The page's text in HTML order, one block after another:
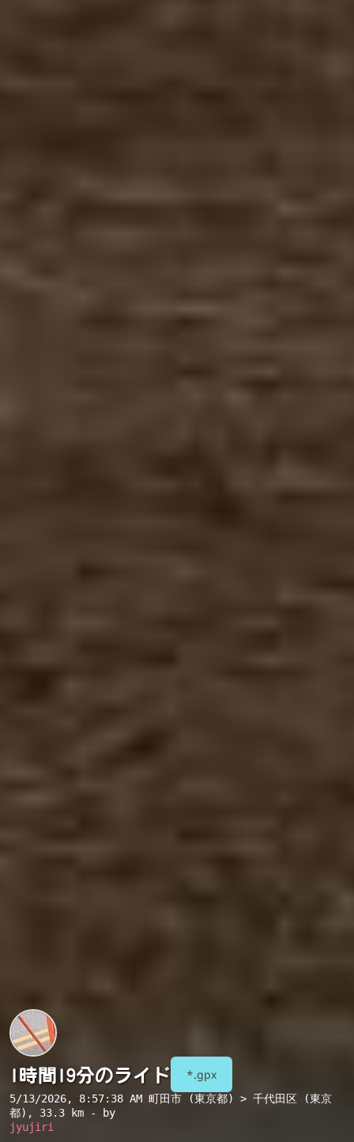
1時間19分のライド *.gpx
5/13/2026, 8:57:38 AM 町田市 (東京都) > 千代田区 (東京
都) , 33.3 km - by
jyujiri